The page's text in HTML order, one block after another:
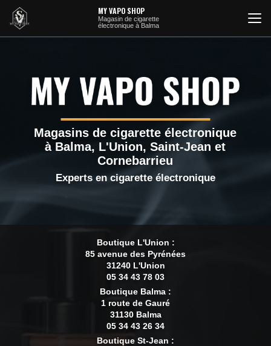
contenu
principal
MY VAPO SHOP
Magasin de cigarette
électronique à Balma
Magasins de cigarette électronique
à Balma, L'Union, Saint-Jean et
Cornebarrieu
Experts en cigarette électronique
Boutique L'Union :
85 avenue des Pyrénées
31240 L'Union
05 34 43 78 03
Boutique Balma :
1 route de Gauré
31130 Balma
05 34 43 26 34
Boutique St-Jean :